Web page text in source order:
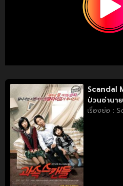
Scandal
ป่วนซ่านา
เรื่องย่อ :